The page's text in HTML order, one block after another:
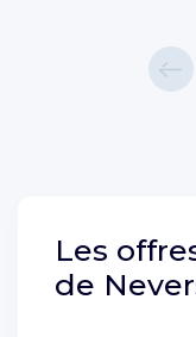
Les
de